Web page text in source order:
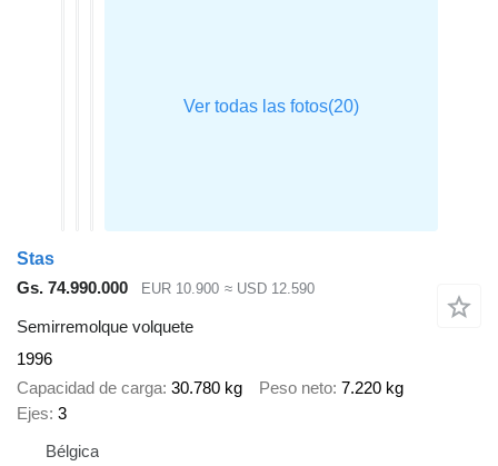
Stas
Gs. 74.990.000
EUR 10.900 ≈ USD 12.590
Semirremolque volquete
1996
Capacidad de carga 30.780 kg Peso neto 7.220 kg
Ejes 3
Bélgica